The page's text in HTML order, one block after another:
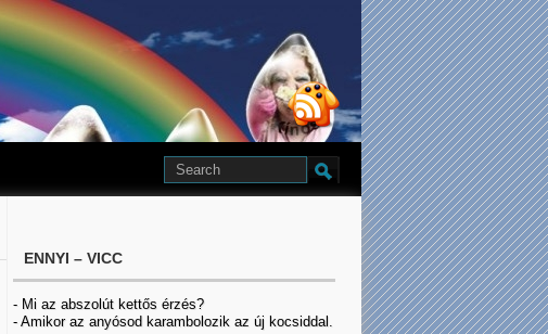
ENNYI – VICC
- Mi az abszolút kettős érzés?
- Amikor az anyósod karambolozik az új kocsiddal.